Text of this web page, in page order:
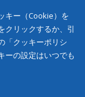
キー（Cookie）を
クリックするか、引
「クッキーポリシ
ーの設定はいつでも